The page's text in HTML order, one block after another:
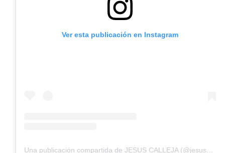
Ver esta publicación en Instagram
Una publicación compartida de JESUS CALLEJA (@jesuscallejatv)